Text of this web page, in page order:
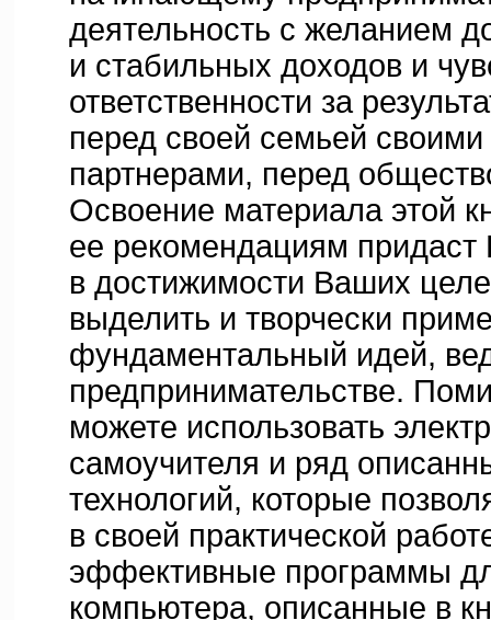
деятельность с желанием
и стабильных доходов и
ответственности за
перед своей семьей
партнерами, перед
Освоение материала этой
ее рекомендациям придаст
в достижимости Ваших
выделить и творчески
фундаментальный идей,
предпринимательстве.
можете использовать
самоучителя и ряд
технологий, которые
в своей практической
эффективные программы
компьютера, описанные в